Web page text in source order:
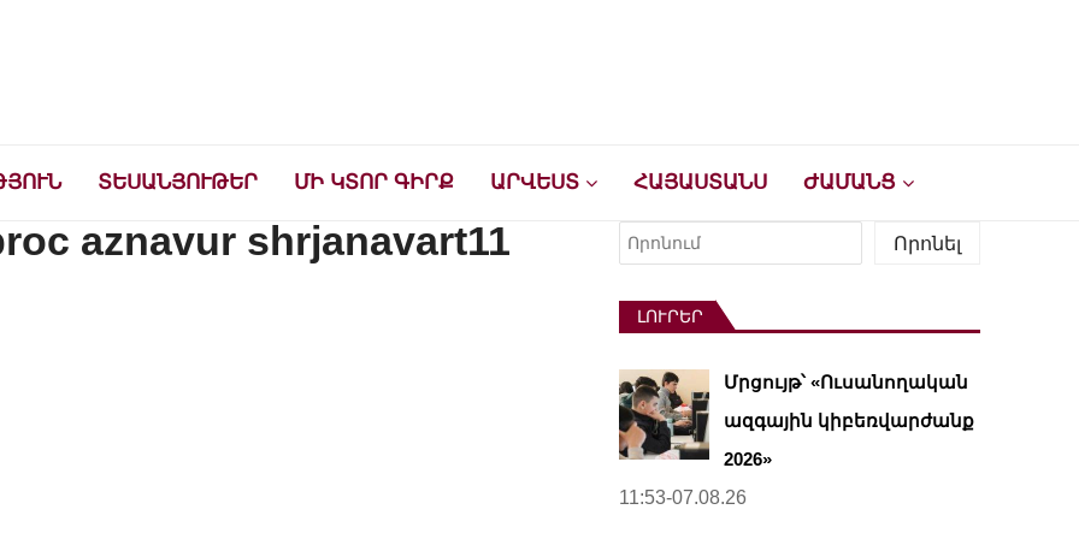
ՏԵՍԱՆՅՈՒԹԵՐ ՄԻ ԿՏՈՐ ԳԻՐՔ ԱՐՎԵՍՏ ՀԱՅԱՍՏԱՆՍ ԺԱՄԱՆՑ
aznavur shrjanavart11 Որոնել
Որոնել
ԼՈՒՐԵՐ
Մրցույթ՝ «Ուսանողական
ազգային կիբեռվարժանք
2026»
11:53-07.08.26